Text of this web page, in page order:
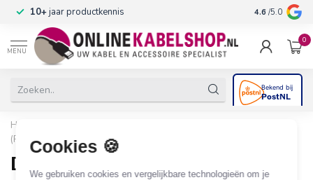
Cookies 🍪
We gebruiken cookies en vergelijkbare technologieën om je
10+jaar productkennis 4.6 /5.0
MENU
0
Home
(Powerlink B&O)
DIN 8-pins PL8 - DIN 8-pins PL8
DIN 8-pins PL8 - DIN 8-pins PL8